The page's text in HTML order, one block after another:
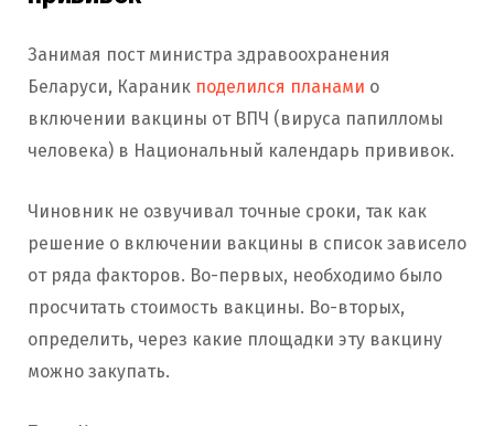
Занимая пост министра здравоохранения
Беларуси, Караник поделился планами о
включении вакцины от ВПЧ (вируса папилломы
человека) в Национальный календарь прививок.
Чиновник не озвучивал точные сроки, так как
решение о включении вакцины в список зависело
от ряда факторов. Во-первых, необходимо было
просчитать стоимость вакцины. Во-вторых,
определить, через какие площадки эту вакцину
можно закупать.